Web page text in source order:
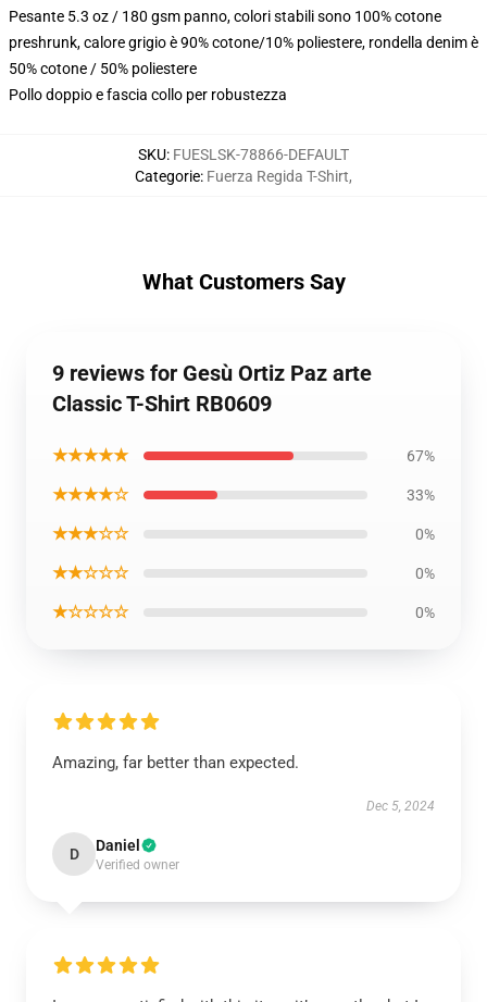
Pesante 5.3 oz / 180 gsm panno, colori stabili sono 100% cotone
preshrunk, calore grigio è 90% cotone/10% poliestere, rondella denim è
50% cotone / 50% poliestere
Pollo doppio e fascia collo per robustezza
SKU: FUESLSK-78866-DEFAULT
Categorie: Fuerza Regida T-Shirt,
What Customers Say
9 reviews for Gesù Ortiz Paz arte
Classic T-Shirt RB0609
★★★★★ 67%
★★★★☆ 33%
★★★☆☆ 0%
★★☆☆☆ 0%
★☆☆☆☆ 0%
Amazing, far better than expected.
Dec 5, 2024
D Daniel
Verified owner